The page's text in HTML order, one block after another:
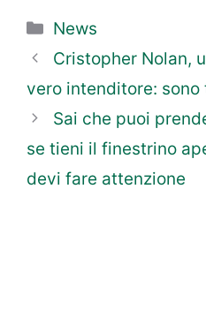
Categorie
News
Cristopher Nolan,
vero intenditore:
Sai che puoi
se tieni il finestrino
devi fare attenzione